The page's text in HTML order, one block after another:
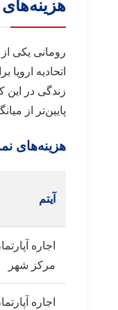
رومانی یکی
اتحادیه
زندگی در این
پایین‌تر از
هزینه‌های
آیتم
اجاره
مرکز شهر
اجاره